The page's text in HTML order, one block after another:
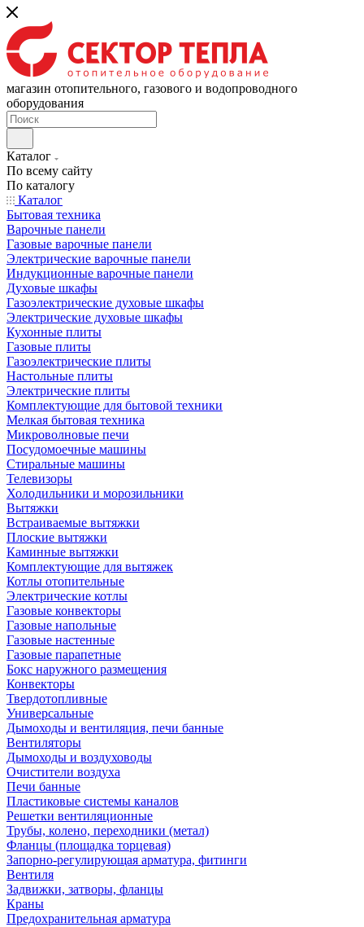
магазин отопительного, газового и водопроводного
оборудования
Каталог
По всему сайту
По каталогу
Каталог
Бытовая техника
Варочные панели
Газовые варочные панели
Электрические варочные панели
Индукционные варочные панели
Духовые шкафы
Газоэлектрические духовые шкафы
Электрические духовые шкафы
Кухонные плиты
Газовые плиты
Газоэлектрические плиты
Настольные плиты
Электрические плиты
Комплектующие для бытовой техники
Мелкая бытовая техника
Микроволновые печи
Посудомоечные машины
Стиральные машины
Телевизоры
Холодильники и морозильники
Вытяжки
Встраиваемые вытяжки
Плоские вытяжки
Каминные вытяжки
Комплектующие для вытяжек
Котлы отопительные
Электрические котлы
Газовые конвекторы
Газовые напольные
Газовые настенные
Газовые парапетные
Бокс наружного размещения
Конвекторы
Твердотопливные
Универсальные
Дымоходы и вентиляция, печи банные
Вентиляторы
Дымоходы и воздуховоды
Очистители воздуха
Печи банные
Пластиковые системы каналов
Решетки вентиляционные
Трубы, колено, переходники (метал)
Фланцы (площадка торцевая)
Запорно-регулирующая арматура, фитинги
Вентиля
Задвижки, затворы, фланцы
Краны
Предохранительная арматура